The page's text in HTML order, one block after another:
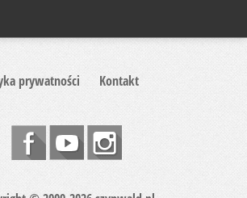
prywatności Kontakt